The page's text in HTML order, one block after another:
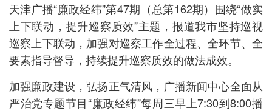
天津广播“廉政经纬”第47期（总第162期）围绕“做实
上下联动，提升巡察质效”主题，报道我市坚持巡视
巡察上下联动，加强对巡察工作全过程、全环节、全
要素指导督导，持续提升巡察质效的做法成效。
加强廉政建设，弘扬正气清风，广播新闻中心全面从
严治党专题节目“廉政经纬”每周三早上7:30到8:00播